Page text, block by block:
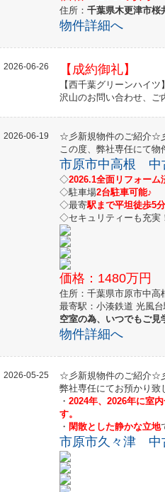
住所： 千葉県木更津市桜
物件詳細へ
2026-06-26 【成約御礼】
【西千葉グリーンハイ
沢山のお問い合わせ、ご
2026-06-19
☆彡新規物件のご紹介☆
この度、弊社専任にて
市原市中高根 中
◇2026.1全面リフォー
◇駐車場2台駐車可能♪
◇最寄駅まで平坦徒歩5分
◇セキュリティーも充実
価格：1480万円
住所：千葉県市原市中高
最寄駅：小湊鉄道 光風
空室の為、いつでもご
物件詳細へ
2026-05-25
☆彡新規物件のご紹介☆
弊社専任にてお預かり致
・ 2024年、2026年に室
す。
・ 閑散とした静かな立地
市原市久々津 中